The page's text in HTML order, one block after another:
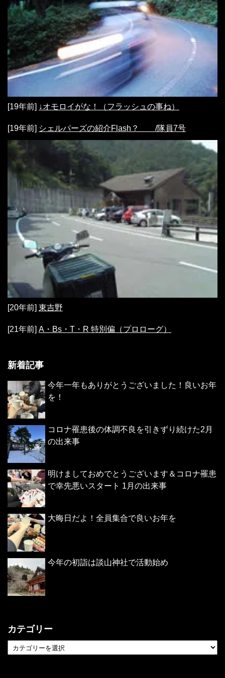
[19年前] ↓オモロイがな！（フラッシュの事ね）
[19年前] シェルパーズの紹介Flash？ /隊員7号
[20年前] 東吉野
[21年前] A・Bs・T・R 特別偏（プロローグ）
新着記事
今年一年もありがとうございました！良いお年
を！
コロナ罹患後の体調不良を引きずり続けた2月
の出来事
明けましておめでとうございます＆コロナ罹患
で幸先悪いスタート 1月の出来事
大晦日だよ！全員集合で良いお年を
今年の初詣は談山神社で活動始め
カテゴリー